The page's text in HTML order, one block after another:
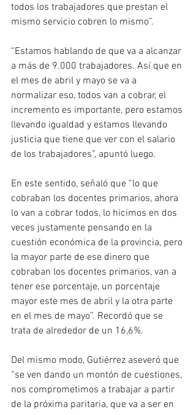
todos los trabajadores que prestan el
mismo servicio cobren lo mismo”.
“Estamos hablando de que va a alcanzar
a más de 9.000 trabajadores. Así que en
el mes de abril y mayo se va a
normalizar eso, todos van a cobrar, el
incremento es importante, pero estamos
llevando igualdad y estamos llevando
justicia que tiene que ver con el salario
de los trabajadores”, apuntó luego.
En este sentido, señaló que “lo que
cobraban los docentes primarios, ahora
lo van a cobrar todos, lo hicimos en dos
veces justamente pensando en la
cuestión económica de la provincia, pero
la mayor parte de ese dinero que
cobraban los docentes primarios, van a
tener ese porcentaje, un porcentaje
mayor este mes de abril y la otra parte
en el mes de mayo”. Recordó que se
trata de alrededor de un 16,6%.
Del mismo modo, Gutiérrez aseveró que
“se ven dando un montón de cuestiones,
nos comprometimos a trabajar a partir
de la próxima paritaria, que va a ser en